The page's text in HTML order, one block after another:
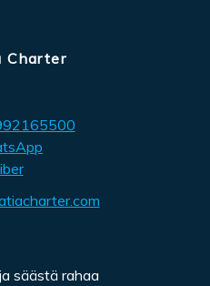
Charter
säästä rahaa